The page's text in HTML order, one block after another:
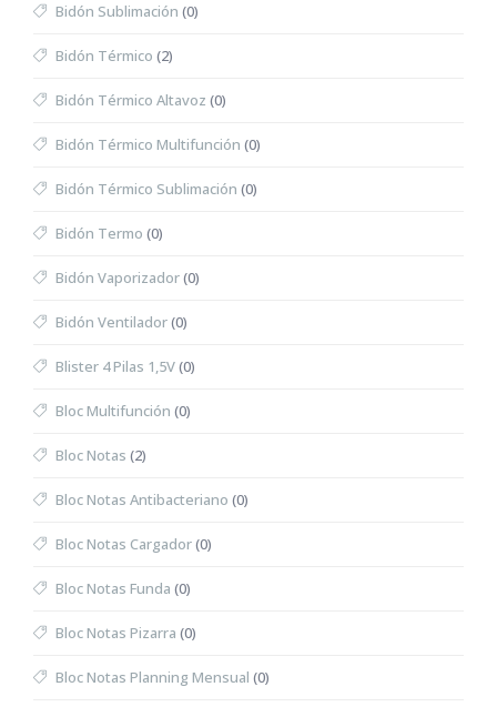
Bidón Sublimación (0)
Bidón Térmico (2)
Bidón Térmico Altavoz (0)
Bidón Térmico Multifunción (0)
Bidón Térmico Sublimación (0)
Bidón Termo (0)
Bidón Vaporizador(0)
Bidón Ventilador(0)
Blister 4 Pilas 1,5V(0)
Bloc Multifunción (0)
Bloc Notas (2)
Bloc Notas Antibacteriano (0)
Bloc Notas Cargador(0)
Bloc Notas Funda (0)
Bloc Notas Pizarra (0)
Bloc Notas Planning Mensual (0)